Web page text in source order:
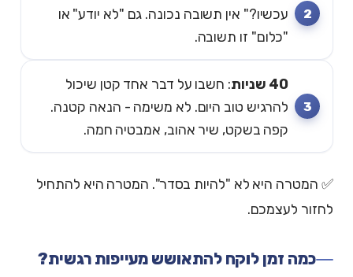
עכשיו?" אין תשובה נכונה. גם "לא יודע" או
"כלום" זו תשובה.
40 שניות
: חשבו על דבר אחד קטן שיכול
להרגיש טוב היום. לא משימה - הנאה קטנה.
קפה בשקט, שיר אהוב, אמבטיה חמה.
✅ המטרה היא לא "להיות בסדר". המטרה היא להתחיל
לחזור לעצמכם.
כמה זמן לוקח להתאושש מעייפות רגשית?